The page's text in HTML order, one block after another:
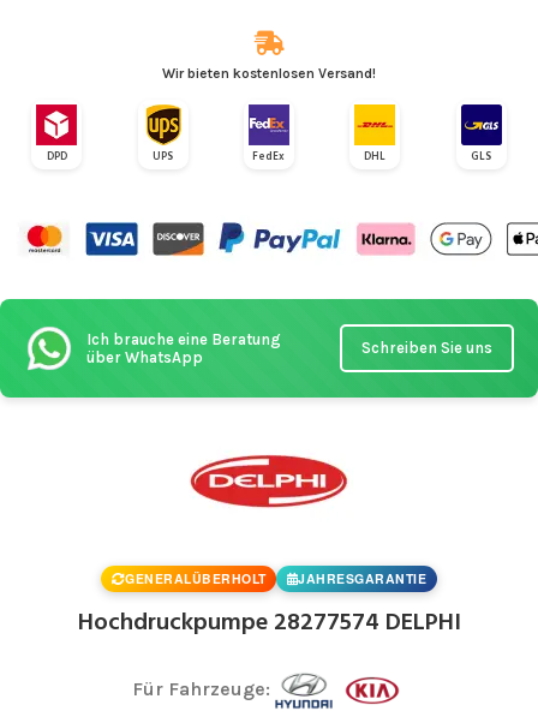
Wir bieten kostenlosen Versand!
DPD UPS FedEx DHL GLS
Ich brauche eine Beratung
über WhatsApp
Schreiben Sie uns
GENERALÜBERHOLT JAHRESGARANTIE
Hochdruckpumpe 28277574 DELPHI
Für Fahrzeuge: